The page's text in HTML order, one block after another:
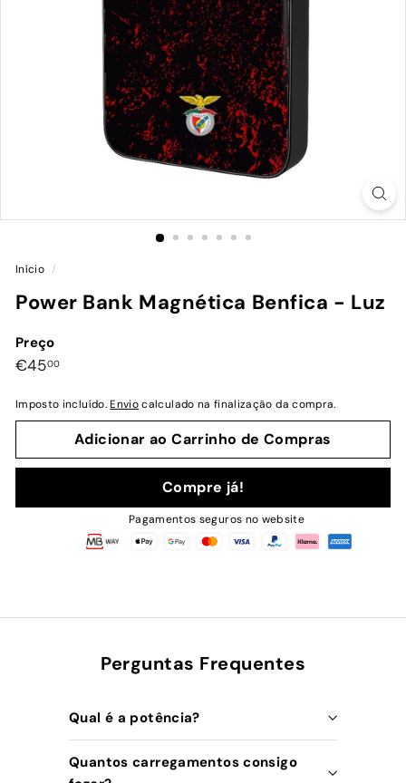
Início /
Power Bank Magnética Benfica - Luz
Preço
Preço
€4500€45,00
Imposto incluído.Enviocalculado na finalização da compra.
Adicionar ao Carrinho de Compras
Compre já!
Pagamentos seguros no website
Perguntas Frequentes
Qual é a potência?
Quantos carregamentos consigo